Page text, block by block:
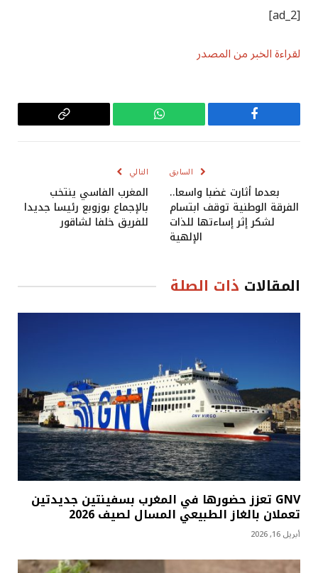
[ad_2]
لقراءة الخبر من المصدر
فيسبوك واتساب
Copy
السابق
بعدما أثارت غضبا واسعا..
الفرقة الوطنية توقف ابتسام
لشكر إثر إساءتها للذات
الإلهية
التالي
المغرب الفاسي ينتخب
بالإجماع بوزوبع رئيسا جديدا
للفريق خلفا لشاقور
المقالات ذات الصلة
GNV تعزز حضورها في المغرب بسفينتين جديدتين
تعملان بالغاز الطبيعي المسال لصيف 2026
أبريل 16, 2026